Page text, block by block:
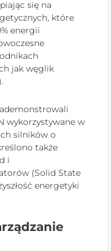
się na
które
energii
jak węglik
wykorzystywane w
silników o
także
i
(Solid State
energetyki